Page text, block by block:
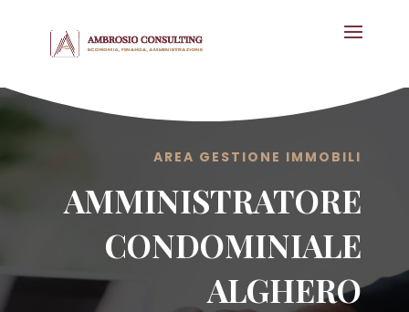
AREA GESTIONE IMMOBILI
AMMINISTRATORE
CONDOMINIALE
ALGHERO